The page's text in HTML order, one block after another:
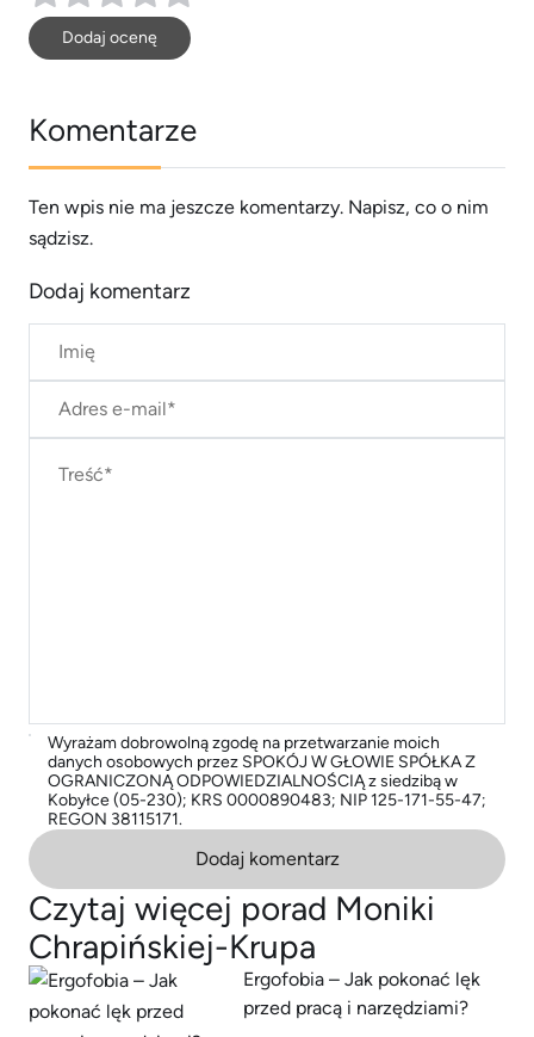
Dodaj ocenę
Komentarze
Ten wpis nie ma jeszcze komentarzy. Napisz, co o nim
sądzisz.
Dodaj komentarz
Wyrażam dobrowolną zgodę na przetwarzanie moich
danych osobowych przez SPOKÓJ W GŁOWIE SPÓŁKA Z
OGRANICZONĄ ODPOWIEDZIALNOŚCIĄ z siedzibą w
Kobyłce (05-230); KRS 0000890483; NIP 125-171-55-47;
REGON 38115171.
Dodaj komentarz
Czytaj więcej porad Moniki
Chrapińskiej-Krupa
Ergofobia – Jak pokonać lęk
przed pracą i narzędziami?